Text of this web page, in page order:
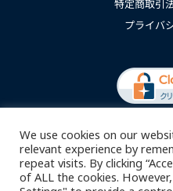
特定商取引
プライバ
We use cookies on our
relevant experience by
repeat visits. By clicking
of ALL the cookies.